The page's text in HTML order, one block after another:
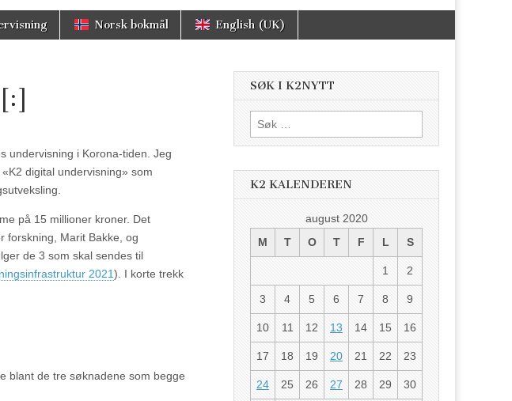
Norsk bokmål English (UK)
undervisning i Korona-tiden. Jeg
digital undervisning» som
på 15 millioner kroner. Det
forskning, Marit Bakke, og
de 3 som skal sendes til
2021). I korte trekk
blant de tre søknadene som begge
SØK I K2NYTT
Søk
etter:
K2 KALENDEREN
august 2020
M
T O T F L S
1 2
3 4 5 6 7 8 9
10 11 12 13 14 15 16
17 18 19 20 21 22 23
24 25 26 27 28 29 30